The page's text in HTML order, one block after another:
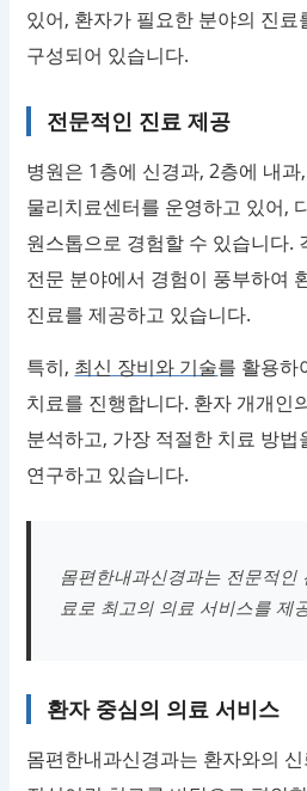
있어, 환자가 필요한 분야의 진
구성되어 있습니다.
전문적인 진료 제공
병원은 1층에 신경과, 2층에 내과,
물리치료센터를 운영하고 있어,
원스톱으로 경험할 수 있습니다.
전문 분야에서 경험이 풍부하여
진료를 제공하고 있습니다.
특히, 최신 장비와 기술를 활용하
치료를 진행합니다. 환자 개개인
분석하고, 가장 적절한 치료 방
연구하고 있습니다.
몸편한내과신경과는 전문적인
료로 최고의 의료 서비스를 제
환자 중심의 의료 서비스
몸편한내과신경과는 환자와의